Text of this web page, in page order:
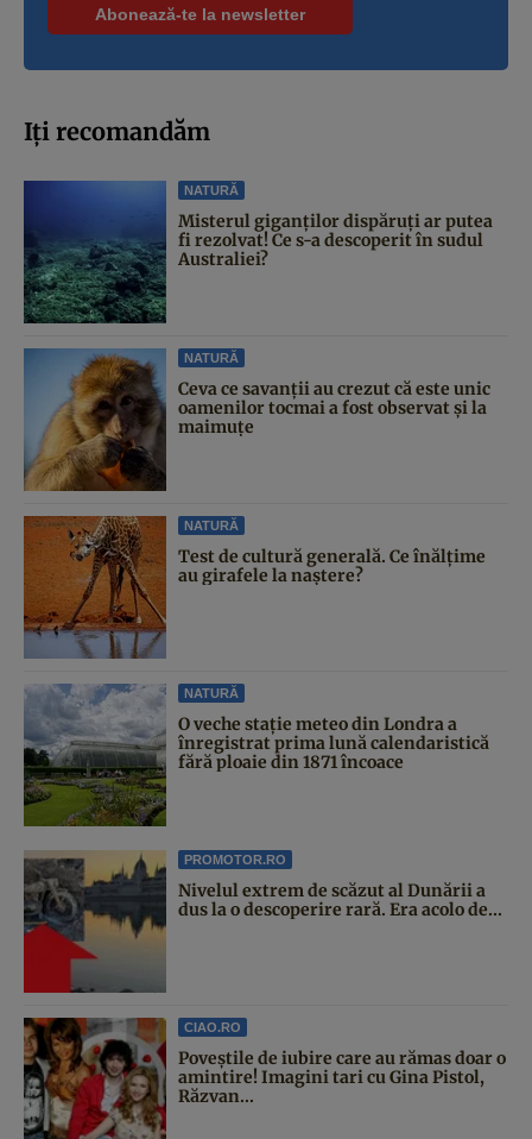
Iți recomandăm
NATURĂ
Misterul giganților dispăruți ar putea
fi rezolvat! Ce s-a descoperit în sudul
Australiei?
NATURĂ
Ceva ce savanții au crezut că este unic
oamenilor tocmai a fost observat și la
maimuțe
NATURĂ
Test de cultură generală. Ce înălțime
au girafele la naștere?
NATURĂ
O veche stație meteo din Londra a
înregistrat prima lună calendaristică
fără ploaie din 1871 încoace
PROMOTOR.RO
Nivelul extrem de scăzut al Dunării a
dus la o descoperire rară. Era acolo de...
CIAO.RO
Poveştile de iubire care au rămas doar o
amintire! Imagini tari cu Gina Pistol,
Răzvan...